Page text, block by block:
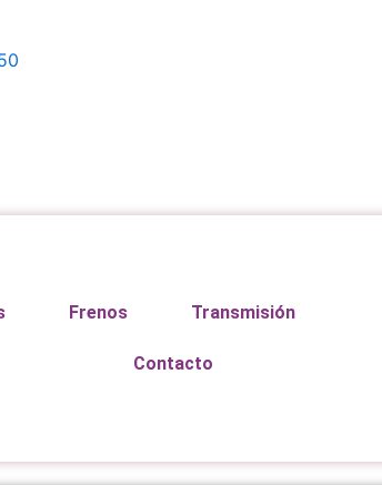
Frenos Transmisión
Contacto